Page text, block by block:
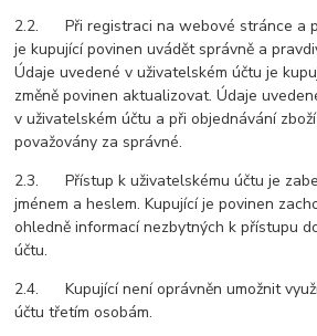
2.2. Při registraci na webové stránce a
je kupující povinen uvádět správně a
Údaje uvedené v uživatelském účtu je
změně povinen aktualizovat. Údaje
v uživatelském účtu a při objednávání
považovány za správné.
2.3. Přístup k uživatelskému účtu je
jménem a heslem. Kupující je povinen
ohledně informací nezbytných k přístupu
účtu.
2.4. Kupující není oprávněn umožnit
účtu třetím osobám.